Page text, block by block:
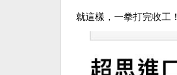
就這樣，一拳打完收工！